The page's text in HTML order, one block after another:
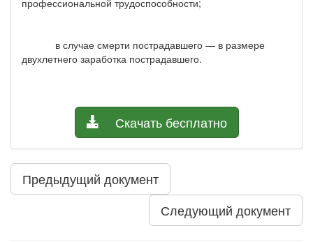
в случае смерти пострадавшего — в размере
двухлетнего заработка пострадавшего.
Скачать бесплатно
Предыдущий документ
Следующий документ